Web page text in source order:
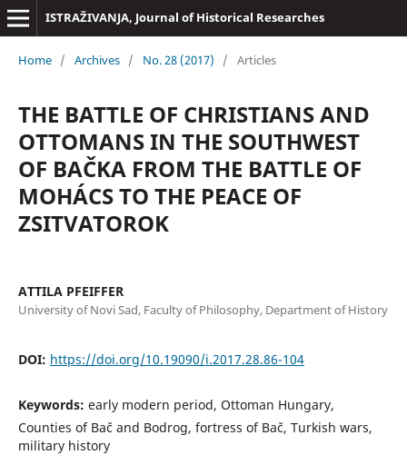
ISTRAŽIVANJA, Јournal of Historical Researches
Home / Archives / No. 28 (2017) / Articles
THE BATTLE OF CHRISTIANS AND
OTTOMANS IN THE SOUTHWEST
OF BAČKA FROM THE BATTLE OF
MOHÁCS TO THE PEACE OF
ZSITVATOROK
ATTILA PFEIFFER
University of Novi Sad, Faculty of Philosophy, Department of History
DOI: https://doi.org/10.19090/i.2017.28.86-104
Keywords: early modern period, Ottoman Hungary,
Counties of Bač and Bodrog, fortress of Bač, Turkish wars,
military history